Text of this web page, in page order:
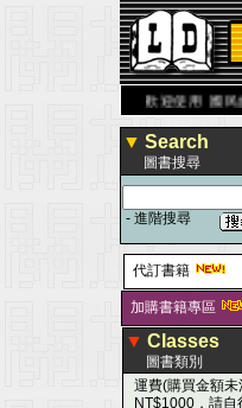
歡迎使用 國民旅遊卡
▼ Search
圖書搜尋
- 進階搜尋
代訂書籍
加購書籍專區
▼ Classes
圖書類別
運費(購買金額未
NT$1000，請自